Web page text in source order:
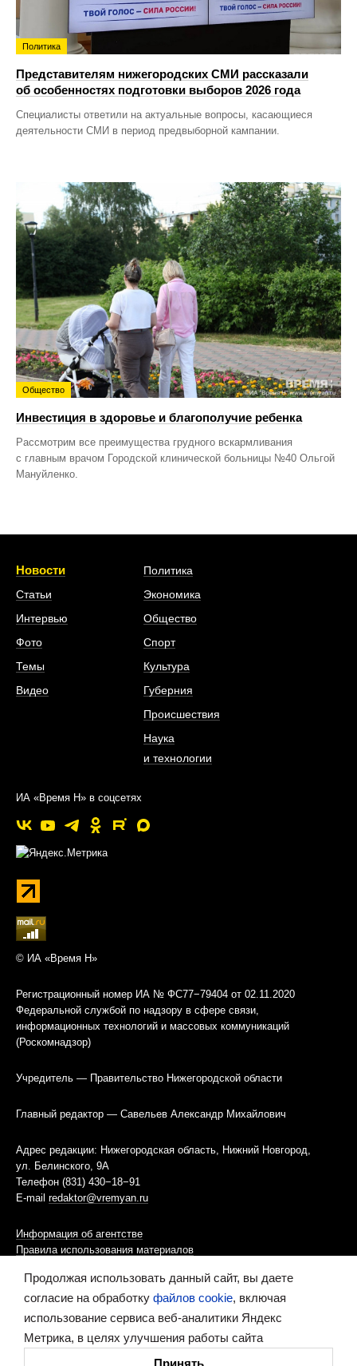
Политика
Представителям нижегородских СМИ рассказали
об особенностях подготовки выборов 2026 года
Специалисты ответили на актуальные вопросы, касающиеся
деятельности СМИ в период предвыборной кампании.
Общество
Инвестиция в здоровье и благополучие ребенка
Рассмотрим все преимущества грудного вскармливания
с главным врачом Городской клинической больницы №40 Ольгой
Мануйленко.
Новости
Статьи
Интервью
Фото
Темы
Видео
Политика
Экономика
Общество
Спорт
Культура
Губерния
Происшествия
Наука
и технологии
ИА «Время Н» в соцсетях
© ИА «Время Н»
Регистрационный номер ИА № ФС77−79404 от 02.11.2020
Федеральной службой по надзору в сфере связи,
информационных технологий и массовых коммуникаций
(Роскомнадзор)
Учредитель — Правительство Нижегородской области
Главный редактор — Савельев Александр Михайлович
Адрес редакции: Нижегородская область, Нижний Новгород,
ул. Белинского, 9А
Телефон (831) 430−18−91
E-mail redaktor@vremyan.ru
Информация об агентстве
Правила использования материалов
Информационная политика использования «cookies»-файлов
Ресурс содержит материалы 16+
Продолжая использовать данный сайт, вы даете
согласие на обработку файлов cookie, включая
использование сервиса веб-аналитики Яндекс
Метрика, в целях улучшения работы сайта
Принять